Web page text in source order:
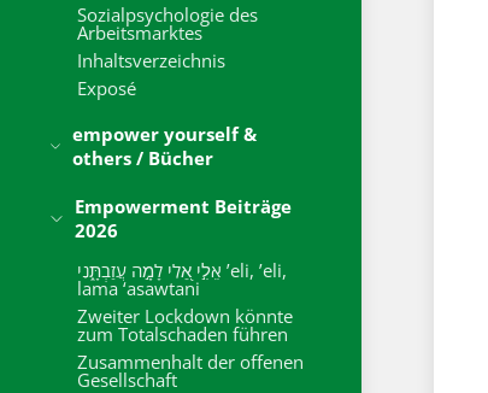
Sozialpsychologie des
Arbeitsmarktes
Inhaltsverzeichnis
Exposé
empower yourself &
others / Bücher
Empowerment Beiträge
2026
אֵלִ֣י אֵ֭לִי לָמָ֣ה עֲזַבְתָּ֑נִי ’eli, ’eli,
lama ‘asawtani
Zweiter Lockdown könnte
zum Totalschaden führen
Zusammenhalt der offenen
Gesellschaft